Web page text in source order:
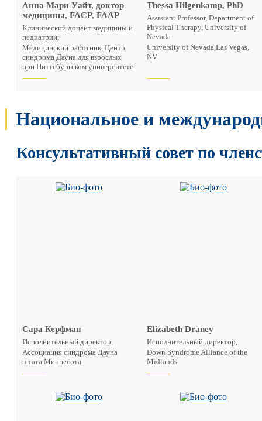
Анна Мари Уайт, доктор
медицины, FACP, FAAP
Клинический доцент медицины и
педиатрии;
Медицинский работник, Центр
синдрома Дауна для взрослых
при Питтсбургском университете
Thessa Hilgenkamp, PhD
Assistant Professor, Department of
Physical Therapy, University of
Nevada
University of Nevada Las Vegas,
NV
Национальное и
Консультативный совет по
Сара Керфман
Исполнительный директор,
Ассоциация синдрома Дауна
штата Миннесота
Elizabeth Draney
Исполнительный директор,
Down Syndrome Alliance of the
Midlands